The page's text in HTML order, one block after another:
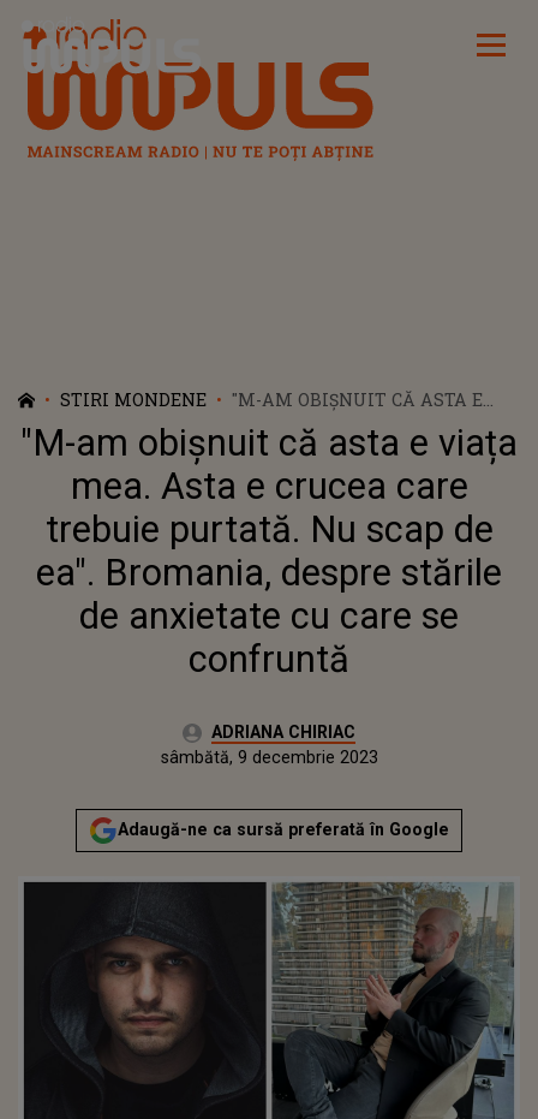
Radio Impuls
STIRI MONDENE
"M-AM OBIȘNUIT CĂ ASTA E
VIAȚA MEA. ASTA E CRUCEA
CARE TREBUIE PURTATĂ. NU
SCAP DE EA". BROMANIA,
DESPRE STĂRILE DE ANXIETATE
CU CARE SE CONFRUNTĂ
"M-am obișnuit că asta e viața
mea. Asta e crucea care
trebuie purtată. Nu scap de
ea". Bromania, despre stările
de anxietate cu care se
confruntă
Autor:ADRIANA CHIRIAC
sâmbătă, 9 decembrie 2023
Actualizat:
sâmbătă, 9 decembrie 2023
Adaugă-ne ca sursă preferată în Google